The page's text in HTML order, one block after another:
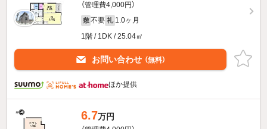
（管理費4,000円）
敷 不要 礼 1.0ヶ月
1階 / 1DK / 25.04㎡
お問い合わせ （無料）
ほか提供
6.7万円